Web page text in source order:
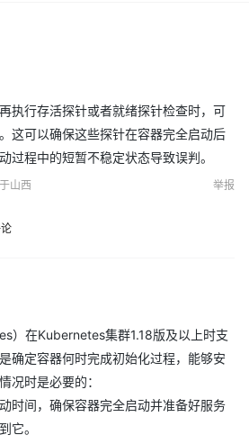
执行存活探针或者就绪探针检查时，可
这可以确保这些探针在容器完全启动后
过程中的短暂不稳定状态导致误判。
山西 举报
）在Kubernetes集群1.18版及以上时支
确定容器何时完成初始化过程，能够安
况时是必要的：
时间，确保容器完全启动并准备好服务
它。